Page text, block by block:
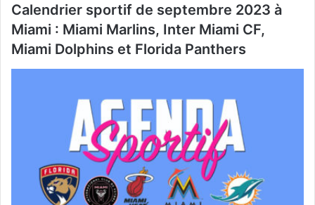
Calendrier sportif de septembre 2023 à
Miami : Miami Marlins, Inter Miami CF,
Miami Dolphins et Florida Panthers